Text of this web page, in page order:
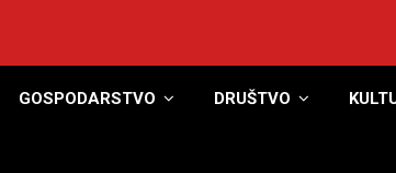
GOSPODARSTVO DRUŠTVO